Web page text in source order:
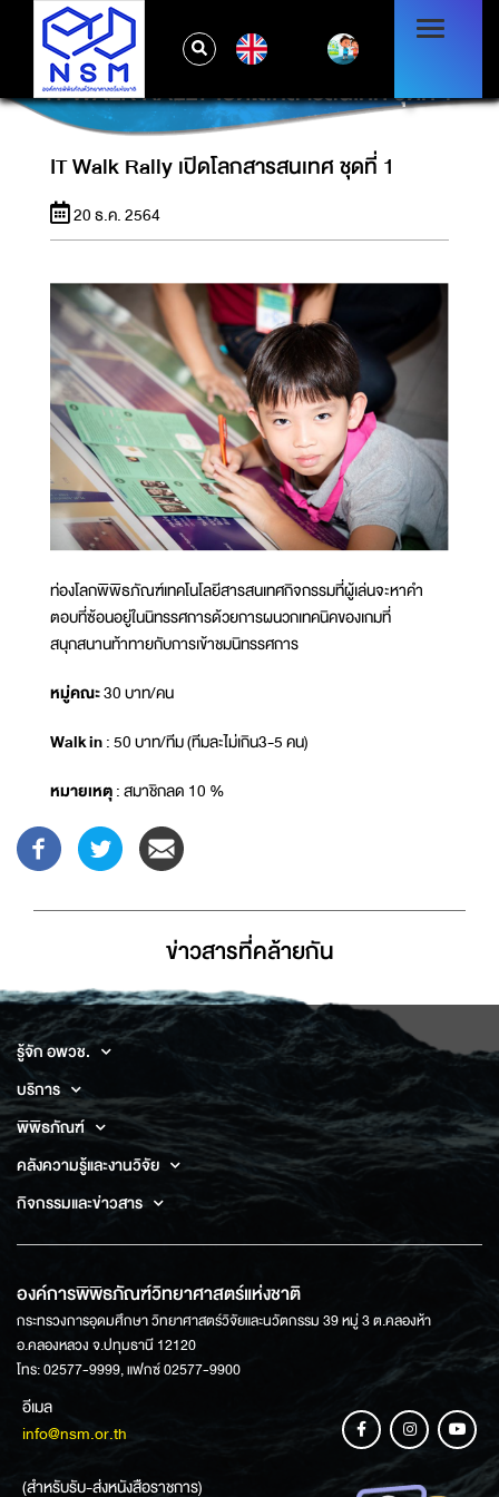
IT WALK RALLY เปิดโลกสารสนเทศ ชุดที่ 1
IT Walk Rally เปิดโลกสารสนเทศ ชุดที่ 1
20 ธ.ค. 2564
ท่องโลกพิพิธภัณฑ์เทคโนโลยีสารสนเทศกิจกรรมที่ผู้เล่นจะหาคำ
ตอบที่ซ้อนอยู่ในนิทรรศการด้วยการผนวกเทคนิคของเกมที่
สนุกสนานท้าทายกับการเข้าชมนิทรรศการ
หมู่คณะ30 บาท/คน
Walk in: 50 บาท/ทีม (ทีมละไม่เกิน3-5 คน)
หมายเหตุ: สมาชิกลด 10 %
ข่าวสารที่่คล้ายกัน
รู้จัก อพวช.
บริการ
พิพิธภัณฑ์
คลังความรู้และงานวิจัย
กิจกรรมและข่าวสาร
องค์การพิพิธภัณฑ์วิทยาศาสตร์แห่งชาติ
กระทรวงการอุดมศึกษา วิทยาศาสตร์วิจัยและนวัตกรรม 39 หมู่ 3 ต.คลองห้า
อ.คลองหลวง จ.ปทุมธานี 12120
โทร: 02577-9999, แฟกซ์ 02577-9900
อีเมล
info@nsm.or.th
(สำหรับรับ-ส่งหนังสือราชการ)